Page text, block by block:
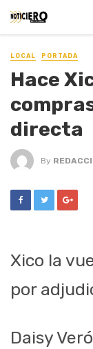
LOCAL PORTADA
Hace
directa
By
Xico la
por
Daisy